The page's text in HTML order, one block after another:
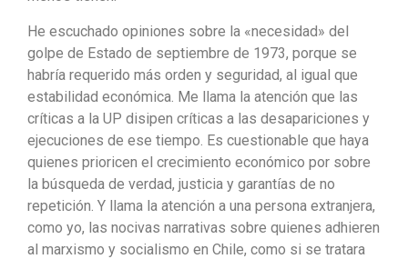
He escuchado opiniones sobre la «necesidad» del
golpe de Estado de septiembre de 1973, porque se
habría requerido más orden y seguridad, al igual que
estabilidad económica. Me llama la atención que las
críticas a la UP disipen críticas a las desapariciones y
ejecuciones de ese tiempo. Es cuestionable que haya
quienes prioricen el crecimiento económico por sobre
la búsqueda de verdad, justicia y garantías de no
repetición. Y llama la atención a una persona extranjera,
como yo, las nocivas narrativas sobre quienes adhieren
al marxismo y socialismo en Chile, como si se tratara